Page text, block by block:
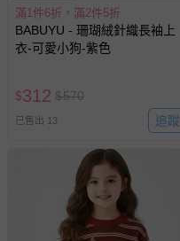
滿1件6折，滿2件5折
BABUYU - 珊瑚絨針織長袖上
衣-可愛小狗-紫色
$312 $570
已售出 13 追蹤